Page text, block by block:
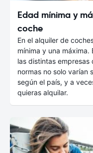
Edad mínima y
coche
En el alquiler de
mínima y una máxima.
las distintas empresas
normas no solo varían
según el país, y a
quieras alquilar.